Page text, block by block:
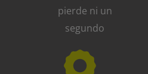
pierde ni un
segundo